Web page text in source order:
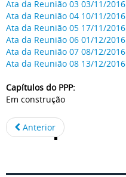
Ata da Reunião 03 03/11/2016
Ata da Reunião 04 10/11/2016
Ata da Reunião 05 17/11/2016
Ata da Reunião 06 01/12/2016
Ata da Reunião 07 08/12/2016
Ata da Reunião 08 13/12/2016
Capítulos do PPP:
Em construção
Anterior